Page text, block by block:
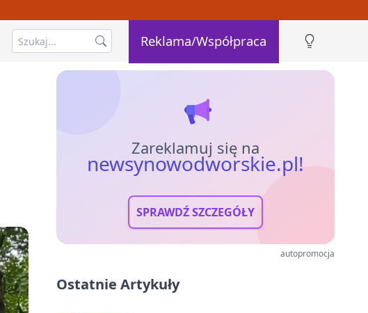
Reklama/Współpraca
Zareklamuj się na
newsynowodworskie.pl!
SPRAWDŹ SZCZEGÓŁY
autopromocja
Ostatnie Artykuły